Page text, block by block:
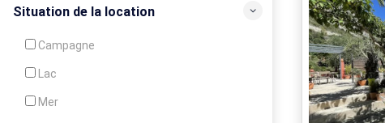
Crèche
Situation de la location
Campagne
Lac
Mer